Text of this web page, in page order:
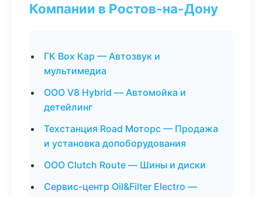
Компании в Ростов-на-Дону
ГК Box Кар — Автозвук и
мультимедиа
ООО V8 Hybrid — Автомойка и
детейлинг
Техстанция Road Моторс — Продажа
и установка допоборудования
ООО Clutch Route — Шины и диски
Сервис-центр Oil&Filter Electro —